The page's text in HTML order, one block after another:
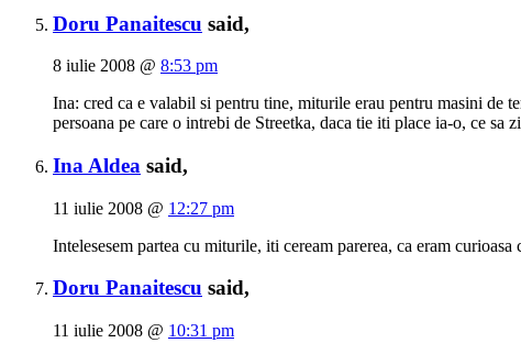
Doru Panaitescu said,
8 iulie 2008 @ 8:53 pm
Ina: cred ca e valabil si pentru tine, miturile erau pentru masini de
persoana pe care o intrebi de Streetka, daca tie iti place ia-o, ce sa
Ina Aldea said,
11 iulie 2008 @ 12:27 pm
Intelesesem partea cu miturile, iti ceream parerea, ca eram
Doru Panaitescu said,
11 iulie 2008 @ 10:31 pm